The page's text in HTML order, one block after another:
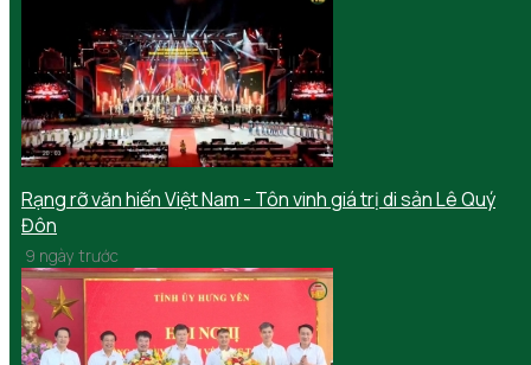
Rạng rỡ văn hiến Việt Nam - Tôn vinh giá trị di sản Lê Quý
Đôn
9 ngày trước